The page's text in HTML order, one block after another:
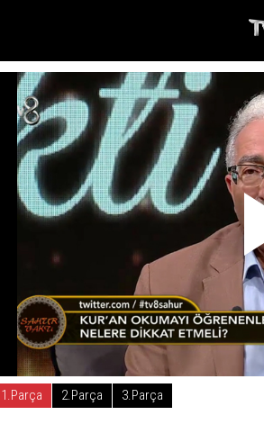
1.Parça 2.Parça 3.Parça